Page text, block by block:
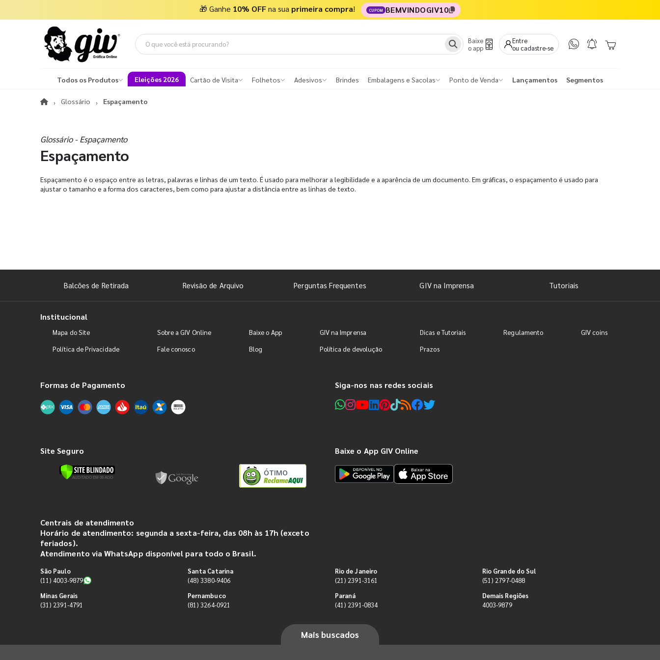
🎁 Ganhe 10% OFFna sua primeira compra! CUPOM BEMVINDOGIV10
Baixe
o app
Entre
ou cadastre-se
Todos os Produtos Eleições 2026 Cartão de Visita Folhetos Adesivos Brindes Embalagens e Sacolas Ponto de Venda Lançamentos Segmentos
Glossário Espaçamento
Glossário - Espaçamento
Espaçamento
Espaçamento é o espaço entre as letras, palavras e linhas de um texto. É usado para melhorar a legibilidade e a aparência de um documento. Em gráficas, o espaçamento é usado para
ajustar o tamanho e a forma dos caracteres, bem como para ajustar a distância entre as linhas de texto.
Balcões de Retirada Revisão de Arquivo Perguntas Frequentes GIV na Imprensa Tutoriais
Institucional
Mapa do Site Sobre a GIV Online Baixe o App GIV na Imprensa Dicas e Tutoriais Regulamento
GIV coins
Política de Privacidade
Fale conosco Blog Política de devolução Prazos
Formas de Pagamento Siga-nos nas redes sociais
Site Seguro
ÓTIMO
Baixe o App GIV Online
Centrais de atendimento
Horário de atendimento: segunda a sexta-feira, das 08h às 17h (exceto
feriados).
Atendimento via WhatsApp disponível para todo o Brasil.
São Paulo
(11) 4003-9879
Minas Gerais
(31) 2391-4791
Santa Catarina
(48) 3380-9406
Pernambuco
(81) 3264-0921
Rio de Janeiro
(21) 2391-3161
Paraná
(41) 2391-0834
Rio Grande do Sul
(51) 2797-0488
Demais Regiões
4003-9879
Mais buscados